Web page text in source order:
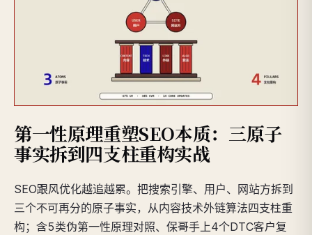
第一性原理重塑SEO本质：三原子
事实拆到四支柱重构实战
SEO跟风优化越追越累。把搜索引擎、用户、网站方拆到
三个不可再分的原子事实，从内容技术外链算法四支柱重
构；含5类伪第一性原理对照、保哥手上4个DTC客户复